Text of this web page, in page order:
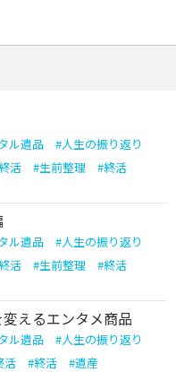
ル遺品 #人生の振り返り
活 #生前整理 #終活
ル遺品 #人生の振り返り
活 #生前整理 #終活
えるエンタメ商品
ル遺品 #人生の振り返り
活 #終活 #遺産